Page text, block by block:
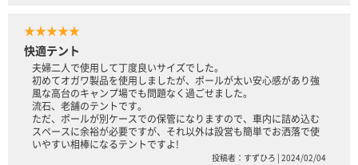
★★★★★
快適テント
夫婦二人で使用して丁度良いサイズでした。
初めてオガワ製品を使用しましたが、ポールが太い安心感があり強
風な高台のキャンプ場でも問題なく過ごせました。
流石、老舗のテントです。
ただ、ポールが別ケースでの保管になりますので、車内に詰め込む
スペースに余裕が必要ですが、それ以外は設営も簡単でお洒落で使
いやすい相棒になるテントですよ!
投稿者：すずひろ | 2024/02/04